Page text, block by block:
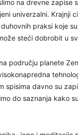
na drevne
univerzalni. Krajnji
praksi koje
steći dobrobit u
području planete
spisima davno su
do saznanja kako